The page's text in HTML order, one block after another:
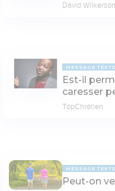
David Wilkerson
MESSAGE TEXTE
Est-il
caresser
TopChrétien
MESSAGE TEXTE
Peut-on